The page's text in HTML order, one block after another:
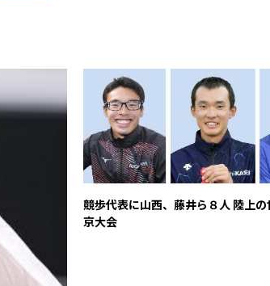
競歩代表に山西、藤井ら８人 陸上
京大会